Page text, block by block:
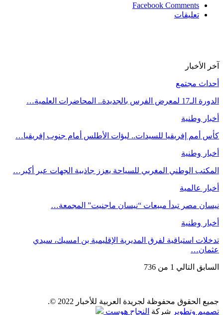
Facebook Comments
تعليقات
آخر الأخبار
أحداث مجتمع
الدورة الـ17 لمعرض الفرس بالجديدة.. المحاضرات العلمية…
أخبار وطنية
كأس أمم إفريقيا للسيدات.. لبؤات الأطلس أمام جنوب إفريقيا…
أخبار وطنية
المكتب الوطني المغربي للسياحة يعزز جاذبية الجهات عبر أكبر…
أخبار عالمية
نيسان مصر تبدأ مبيعات “نيسان ماجنيت” المجمعة…
أخبار وطنية
تدخلات استباقية لفرق المديرية الإقليمية بن امسيك، سيدي
عثمان…
السابق التالي 1 من 736
جميع الحقوق محفوظة لجريدة العربية للأخبار 2022 ©.
تصميم وتطوير شركة النجاح هوست